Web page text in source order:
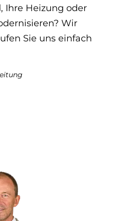
Ihre Heizung oder
Wir
Sie uns einfach